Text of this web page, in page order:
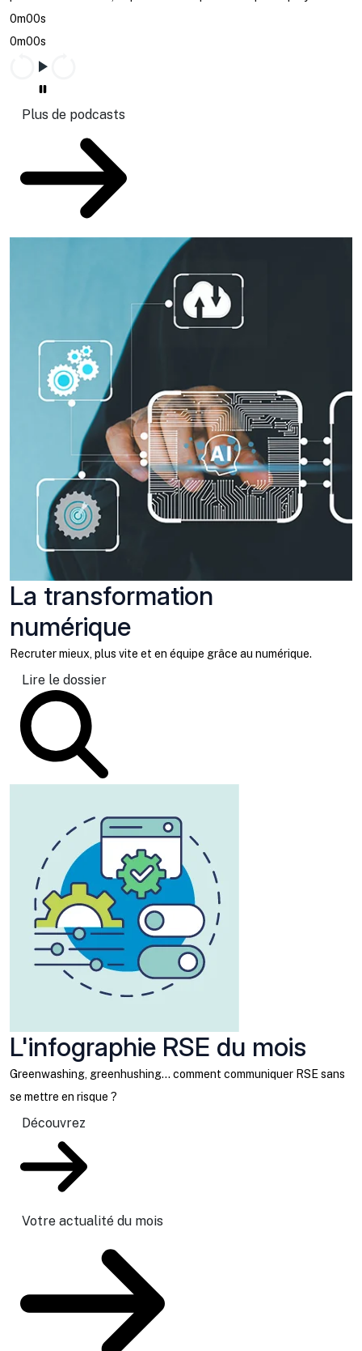
0m00s
0m00s
Plus de podcasts
La transformation
numérique
Recruter mieux, plus vite et en équipe grâce au numérique.
Lire le dossier
L'infographie RSE du mois
Greenwashing, greenhushing… comment communiquer RSE sans
se mettre en risque ?
Découvrez
Votre actualité du mois